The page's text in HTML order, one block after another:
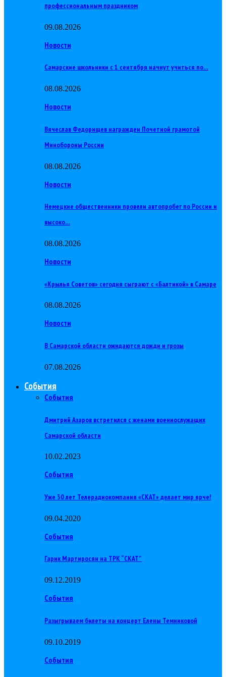
профессиональным праздником
09.08.2026
Новости
Самарские школьники с 1 сентября начнут учиться по…
08.08.2026
Новости
Вячеслав Федорищев награжден Почетной грамотой
Минобороны России
08.08.2026
Новости
Немецкие общественники провели автопробег по России и
высоко…
08.08.2026
Новости
«Крылья Советов» сегодня сыграют с «Балтикой» в Самаре
08.08.2026
Новости
В Самарской области ожидаются дожди и грозы
07.08.2026
События
События
Дмитрий Азаров встретился с женами военнослужащих
Самарской области
10.02.2023
События
Уже 30 лет Телерадиокомпания «СКАТ» делает мир ярче!
09.04.2020
События
Гарик Мартиросян на ТРК “СКАТ”
09.12.2019
События
Разыгрываем билеты на концерт Елены Темниковой
09.10.2019
События